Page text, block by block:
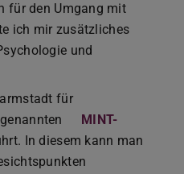
für den Umgang mit
ich mir zusätzliches
und
für
MINT-
In diesem kann man